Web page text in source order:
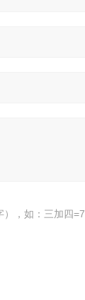
），如：三加四=7